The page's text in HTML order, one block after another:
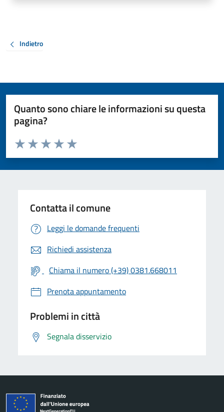
Indietro
Quanto sono chiare le informazioni su questa
pagina?
Valuta da 1 a 5 stelle la pagina
Valuta 5 stelle su 5
Valuta 4 stelle su 5
Valuta 3 stelle su 5
Valuta 2 stelle su 5
Valuta 1 stelle su 5
Contatta il comune
Leggi le domande frequenti
Richiedi assistenza
Chiama il numero (+39) 0381.668011
Prenota appuntamento
Problemi in città
Segnala disservizio